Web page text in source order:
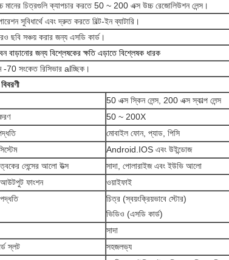
মানের চিত্রগুলি ক্যাপচার করতে 50 ~ 200 এক্স উচ্চ রেজোলিউশন লেন্স।
সুবিধার্থে এবং দ্রুত করতে বিল্ট-ইন ব্যাটারি।
ছবি সঞ্চয় করার জন্য এসডি কার্ড।
বাড়ানোর জন্য বিশ্লেষকের ক্ষতি এড়াতে বিশ্লেষক ধারক
-70 সংকেত রিসিভার alচ্ছিক।
50 এক্স স্কিন লেন্স, 200 এক্স স্কাল্প লেন্স
50 ~ 200X
মোবাইল ফোন, প্যাড, পিসি
Android.IOS এবং উইন্ডোজ
লেন্সের আলো উত্স
সাদা, পোলারাইজ এবং ইউভি আলো
আউটপুট ফাংশন
ওয়াইফাই
চিত্র (স্বয়ংক্রিয়ভাবে স্টোর)
ভিডিও (এসডি কার্ড)
সাদা
স্লট
সহজলভ্য